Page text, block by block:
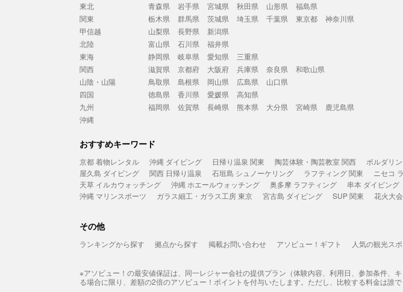
東北
青森県 岩手県 宮城県 秋田県 山形県
福島県
関東
栃木県 群馬県 茨城県 埼玉県 千葉県 東京都
神奈川県
甲信越
山梨県 長野県
新潟県
北陸
富山県 石川県
福井県
東海
静岡県 岐阜県 愛知県
三重県
関西
滋賀県 京都府 大阪府 兵庫県 奈良県
和歌山県
山陰・山陽
鳥取県 島根県 岡山県 広島県
山口県
四国
徳島県 香川県 愛媛県
高知県
九州
福岡県 佐賀県 長崎県 熊本県 大分県 宮崎県
鹿児島県
沖縄
おすすめキーワード
京都 着物レンタル 沖縄 ダイビング 日帰り温泉 関東 陶芸体験・陶芸教室 関西 ボルダリ
屋久島 ダイビング
関西 日帰り温泉 石垣島 シュノーケリング ラフティング 関東 ニセコ
天草 イルカウォッチング
沖縄 ホエールウォッチング 奥多摩 ラフティング 串本 ダイビング
沖縄 マリンスポーツ
ガラス細工・ガラス工房 東京 宮古島 ダイビング SUP 関東 花火大
その他
ランキングから探す 拠点から探す 掲載お問い合わせ アソビュー！ギフト 人気の観光ス
※アソビュー！の最安値保証は、同一レジャー会社の提供プラン（体験内容、利用日、参加条件
る場合に限り、差額の2倍のアソビュー！ポイントを付与いたします。ただし、比較する料金は誰